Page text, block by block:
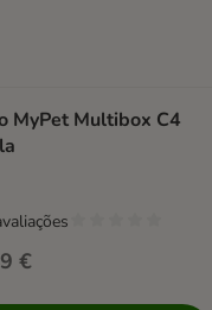
MyPet Multibox C4
€